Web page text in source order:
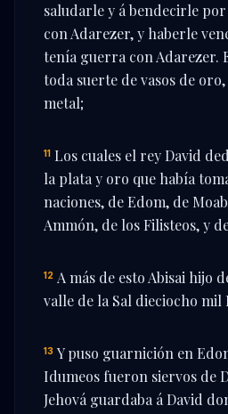
saludarle y á bendecirle
con Adarezer, y haberle
tenía guerra con Adarezer.
toda suerte de vasos de
metal;
11 Los cuales el rey David
la plata y oro que había
naciones, de Edom, de
Ammón, de los Filisteos, y
12 A más de esto Abisai hijo
valle de la Sal dieciocho mil
13 Y puso guarnición en
Idumeos fueron siervos de
Jehová guardaba á David